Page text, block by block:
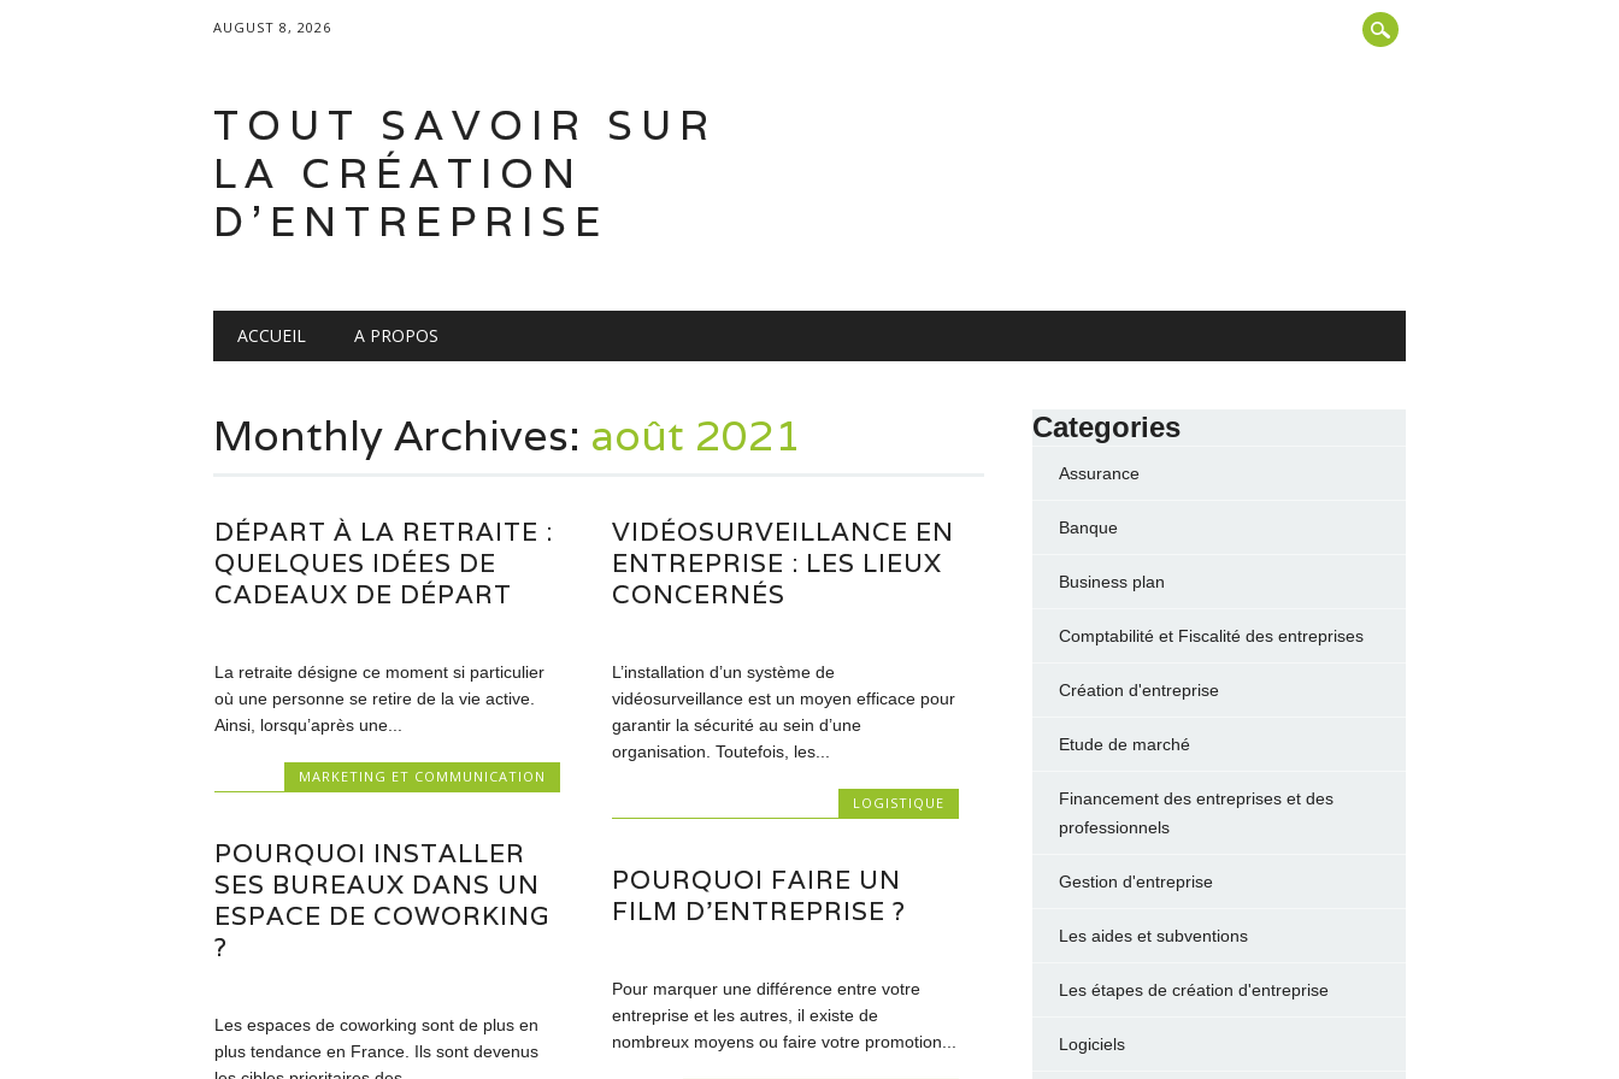
AUGUST 8, 2026
TOUT SAVOIR SUR
LA CRÉATION
D'ENTREPRISE
Main menu
ACCUEIL A PROPOS
Monthly Archives: août 2021
DÉPART À LA RETRAITE :
QUELQUES IDÉES DE
CADEAUX DE DÉPART
La retraite désigne ce moment si particulier
où une personne se retire de la vie active.
Ainsi, lorsqu’après une...
MARKETING ET COMMUNICATION
VIDÉOSURVEILLANCE EN
ENTREPRISE : LES LIEUX
CONCERNÉS
L’installation d’un système de
vidéosurveillance est un moyen efficace pour
garantir la sécurité au sein d’une
organisation. Toutefois, les...
LOGISTIQUE
POURQUOI INSTALLER
SES BUREAUX DANS UN
ESPACE DE COWORKING
?
Les espaces de coworking sont de plus en
plus tendance en France. Ils sont devenus
POURQUOI FAIRE UN
FILM D’ENTREPRISE ?
Pour marquer une différence entre votre
entreprise et les autres, il existe de
nombreux moyens ou faire votre promotion...
Categories
Assurance
Banque
Business plan
Comptabilité et Fiscalité des entreprises
Création d'entreprise
Etude de marché
Financement des entreprises et des
professionnels
Gestion d'entreprise
Les aides et subventions
Les étapes de création d'entreprise
Logiciels